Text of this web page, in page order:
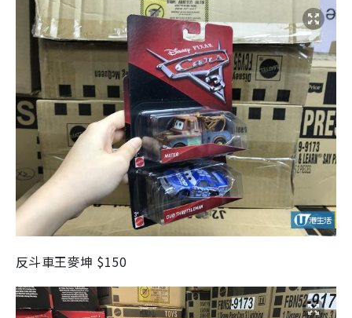
反斗車王麥坤 $150